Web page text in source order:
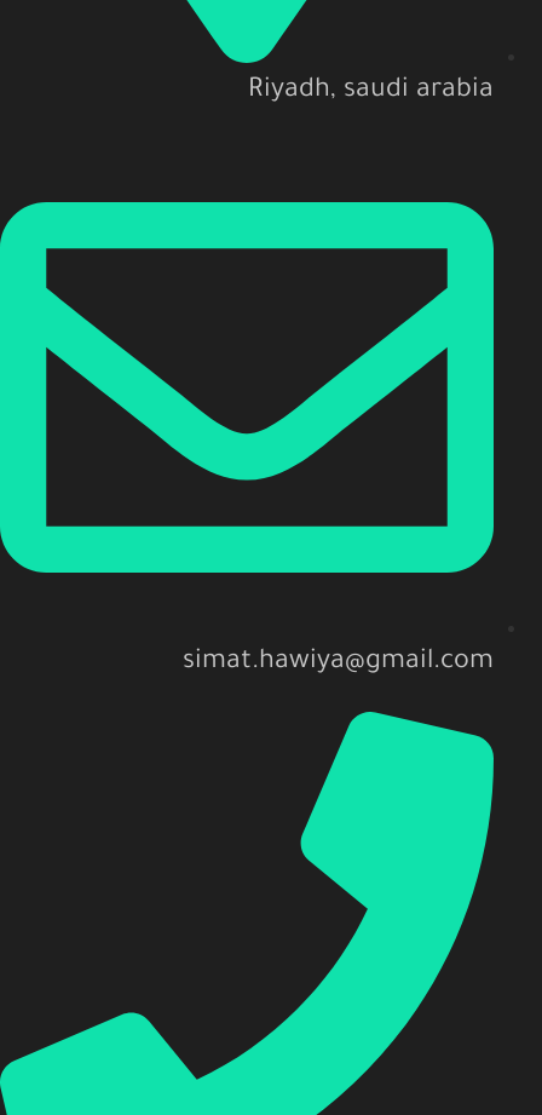
Riyadh, saudi arabia
simat.hawiya@gmail.com